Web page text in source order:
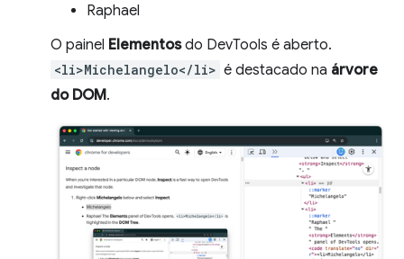
Raphael
O painel Elementosdo DevTools é aberto.
<li>Michelangelo</li> é destacado na árvore
do DOM.